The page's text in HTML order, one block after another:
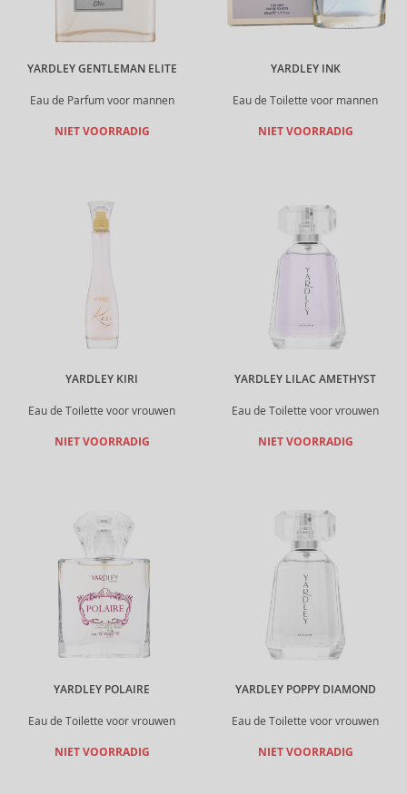
YARDLEY GENTLEMAN ELITE
Eau de Parfum voor mannen
NIET VOORRADIG
YARDLEY INK
Eau de Toilette voor mannen
NIET VOORRADIG
YARDLEY KIRI
Eau de Toilette voor vrouwen
NIET VOORRADIG
YARDLEY LILAC AMETHYST
Eau de Toilette voor vrouwen
NIET VOORRADIG
YARDLEY POLAIRE
Eau de Toilette voor vrouwen
NIET VOORRADIG
YARDLEY POPPY DIAMOND
Eau de Toilette voor vrouwen
NIET VOORRADIG